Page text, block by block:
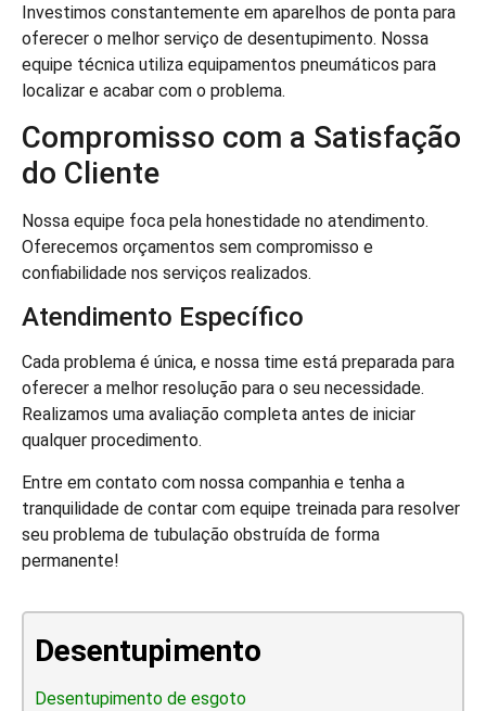
Investimos constantemente em aparelhos de ponta para
oferecer o melhor serviço de desentupimento. Nossa
equipe técnica utiliza equipamentos pneumáticos para
localizar e acabar com o problema.
Compromisso com a Satisfação
do Cliente
Nossa equipe foca pela honestidade no atendimento.
Oferecemos orçamentos sem compromisso e
confiabilidade nos serviços realizados.
Atendimento Específico
Cada problema é única, e nossa time está preparada para
oferecer a melhor resolução para o seu necessidade.
Realizamos uma avaliação completa antes de iniciar
qualquer procedimento.
Entre em contato com nossa companhia e tenha a
tranquilidade de contar com equipe treinada para resolver
seu problema de tubulação obstruída de forma
permanente!
Desentupimento
Desentupimento de esgoto